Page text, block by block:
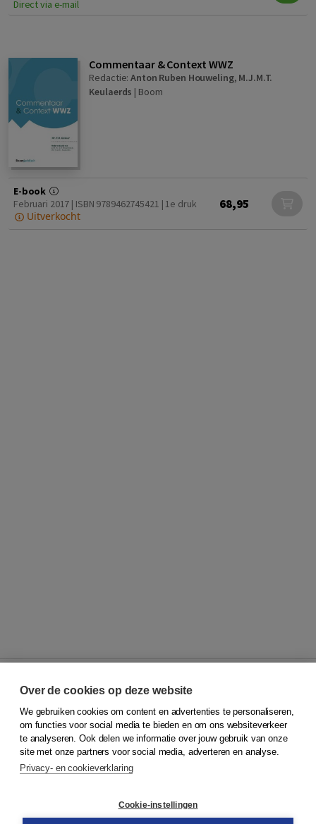
Direct via e-mail
Commentaar & Context WWZ
Redactie:Anton Ruben Houweling, M.J.M.T.
Keulaerds | Boom
E-book
Februari 2017 | ISBN 9789462745421 | 1e druk
Uitverkocht
68,95
© 2026Koninklijke Boom uitgevers
Klantenservice
Service & informatie
Contact
Over de cookies op deze website
We gebruiken cookies om content en advertenties te personaliseren,
om functies voor social media te bieden en om ons websiteverkeer
te analyseren. Ook delen we informatie over jouw gebruik van onze
site met onze partners voor social media, adverteren en analyse.
Privacy- en cookieverklaring
Cookie-instellingen